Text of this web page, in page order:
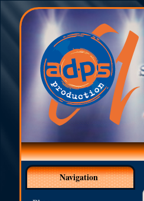
Navigation